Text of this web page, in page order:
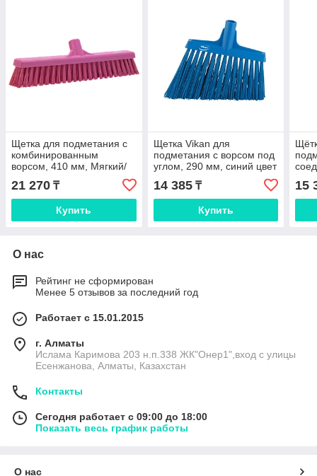
Щетка для подметания с
комбинированным
ворсом, 410 мм, Мягкий/
жесткий, розовый цвет
21 270 ₸
Купить
Щетка Vikan для
подметания с ворсом под
углом, 290 мм, синий цвет
14 385₸
Купить
15
О нас
Рейтинг не сформирован
Менее 5 отзывов за последний год
Работает с 15.01.2015
г. Алматы
Ислама Каримова 203 н.п.338 ЖК"Онер1",вход с улицы
Есенжанова, Алматы, Казахстан
Контакты
Сегодня работает с 09:00 до 18:00
Показать весь график работы
О нас